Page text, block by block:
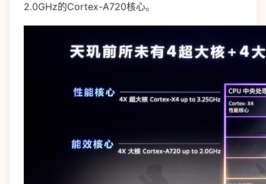
2.0GHz的Cortex-A720核心。